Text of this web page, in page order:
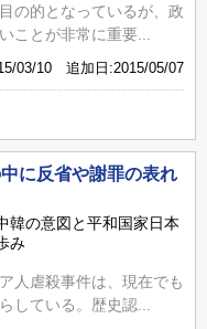
の的となっているが、政
ことが非常に重要...
03/10 追加日:2015/05/07
に反省や謝罪の表れ
韓の意図と平和国家日本
み
人虐殺事件は、現在でも
している。歴史認...